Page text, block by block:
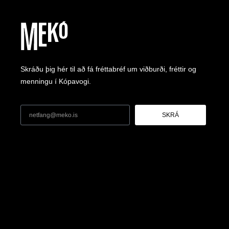
Skráðu þig hér til að fá fréttabréf um viðburði, fréttir og
menningu í Kópavogi.
SKRÁ